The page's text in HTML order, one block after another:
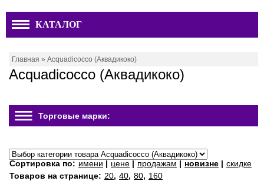
КАТАЛОГ
Главная » Acquadicocco (Аквадикоко)
Acquadicocco (Аквадикоко)
Торговые марки:
Сортировка по: имени | цене | продажам | новизне | скидке
Товаров на странице: 20, 40, 80, 160